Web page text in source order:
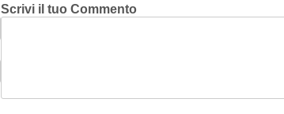
Scrivi il tuo Commento